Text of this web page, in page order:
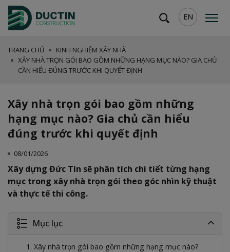
EN
TRANG CHỦ
KINH NGHIỆM XÂY NHÀ
XÂY NHÀ TRỌN GÓI BAO GỒM NHỮNG HẠNG MỤC NÀO? GIA CHỦ
CẦN HIỂU ĐÚNG TRƯỚC KHI QUYẾT ĐỊNH
Xây nhà trọn gói bao gồm những
hạng mục nào? Gia chủ cần hiểu
đúng trước khi quyết định
08/01/2026
Xây dựng Đức Tín sẽ phân tích chi tiết từng hạng
mục trong xây nhà trọn gói theo góc nhìn kỹ thuật
và thực tế thi công.
Mục lục
1. Xây nhà trọn gói bao gồm những hạng mục nào?